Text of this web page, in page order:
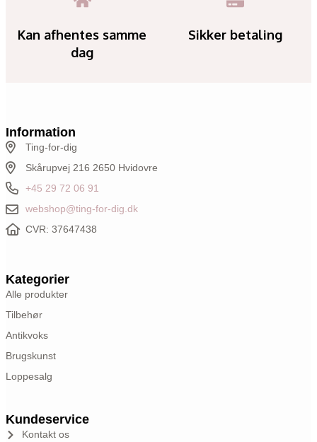
Kan afhentes samme
dag
Sikker betaling
Information
Ting-for-dig
Skårupvej 216 2650 Hvidovre
+45 29 72 06 91
webshop@ting-for-dig.dk
CVR: 37647438
Kategorier
Alle produkter
Tilbehør
Antikvoks
Brugskunst
Loppesalg
Kundeservice
Kontakt os